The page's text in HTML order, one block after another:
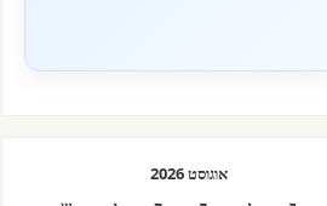
אוגוסט 2026